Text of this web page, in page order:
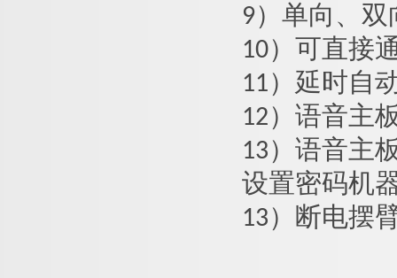
9）单向、
10）可直接
11）延时自
12）语音主
13）语音主
设置密码机
13）断电摆